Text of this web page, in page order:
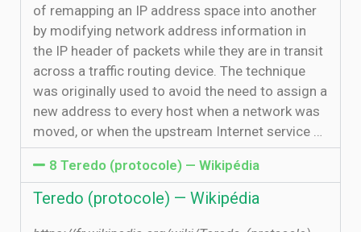
of remapping an IP address space into another
by modifying network address information in
the IP header of packets while they are in transit
across a traffic routing device. The technique
was originally used to avoid the need to assign a
new address to every host when a network was
moved, or when the upstream Internet service …
8 Teredo (protocole) — Wikipédia
Teredo (protocole) — Wikipédia